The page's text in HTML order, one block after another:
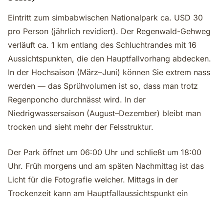
Eintritt zum simbabwischen Nationalpark ca. USD 30
pro Person (jährlich revidiert). Der Regenwald-Gehweg
verläuft ca. 1 km entlang des Schluchtrandes mit 16
Aussichtspunkten, die den Hauptfallvorhang abdecken.
In der Hochsaison (März–Juni) können Sie extrem nass
werden — das Sprühvolumen ist so, dass man trotz
Regenponcho durchnässt wird. In der
Niedrigwassersaison (August–Dezember) bleibt man
trocken und sieht mehr der Felsstruktur.
Der Park öffnet um 06:00 Uhr und schließt um 18:00
Uhr. Früh morgens und am späten Nachmittag ist das
Licht für die Fotografie weicher. Mittags in der
Trockenzeit kann am Hauptfallaussichtspunkt ein